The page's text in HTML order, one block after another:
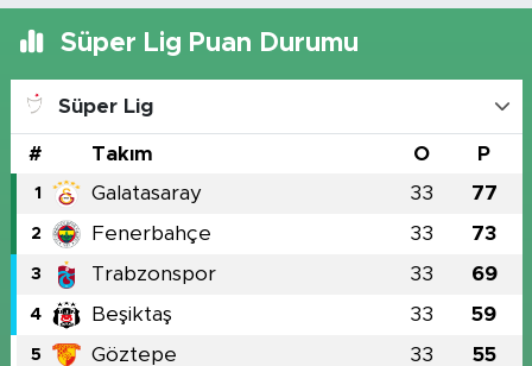
Süper Lig Puan Durumu
Süper Lig
# Takım O P
1 Galatasaray 33 77
2 Fenerbahçe 33 73
3 Trabzonspor 33 69
4 Beşiktaş 33 59
5 Göztepe 33 55